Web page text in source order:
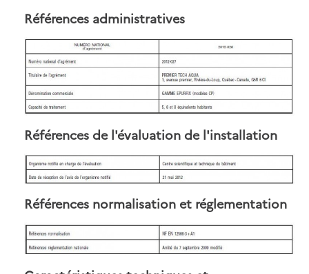
Références administratives
Références de l'évaluation de l'installation
Références normalisation et réglementation